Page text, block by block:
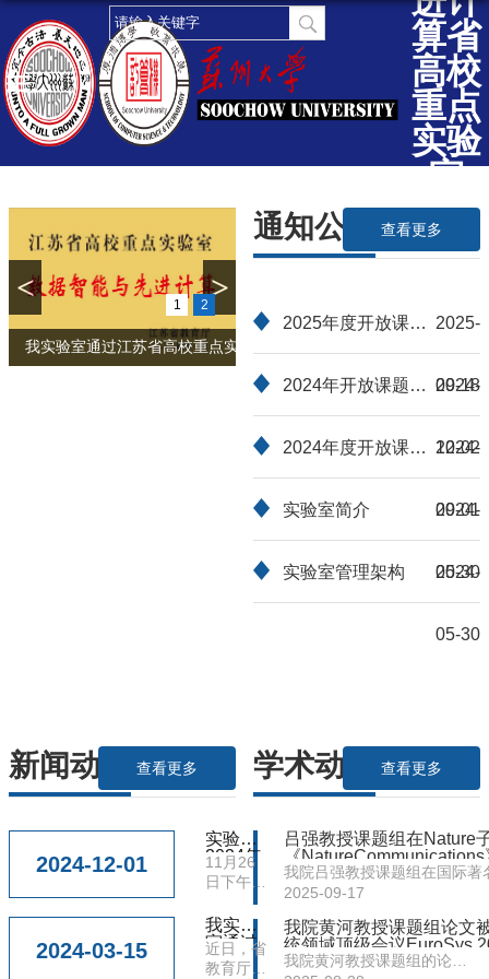
算省
高校
重点
实验
室
（苏
州大
我实验室通过江苏省高校重点实验...
< >
1 2
通知公告 查看更多
2025年度开放课题
申请指南
2025-
09-18
2024年开放课题资
助项目
2024-
12-02
2024年度开放课题
申请指南
2024-
09-01
实验室简介 2024-
05-30
实验室管理架构 2024-
05-30
新闻动态 查看更多
2024-12-01
实验室
2024年
度学术
委员会
会议暨
专家咨
询会成
功召开
11月26
日下午，
学院在理
工楼214
会议室以
线上线下
2024-03-15
我实验
室通过
江苏省
近日，省
教育厅发
学术动态 查看更多
吕强教授课题组在Nature
《NatureCommunications
我院吕强教授课题组在国际著
刊《Nature Communications
发表了题为“LABind:
protein binding ligand-aware
2025-09-17
我院黄河教授课题组论文
统领域顶级会议EuroSys
我院黄河教授课题组的论